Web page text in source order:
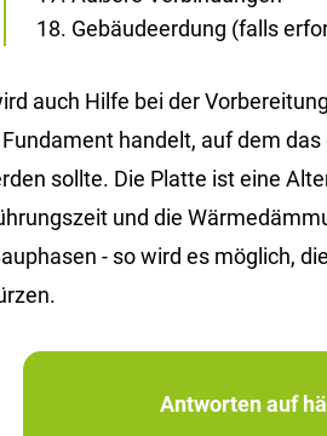
Gebäudeerdung (falls
auch Hilfe bei der
handelt, auf dem
sollte. Die Platte ist eine
und die
- so wird es möglich,
Antworten auf